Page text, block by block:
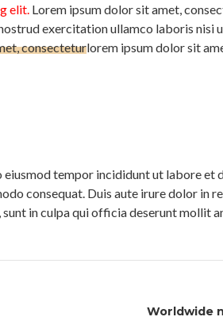
elit. Lorem ipsum dolor sit amet,
exercitation ullamco laboris
consecteturlorem ipsum dolor sit
tempor incididunt ut labore et
consequat. Duis aute irure dolor in
in culpa qui officia deserunt mollit
Worldwide